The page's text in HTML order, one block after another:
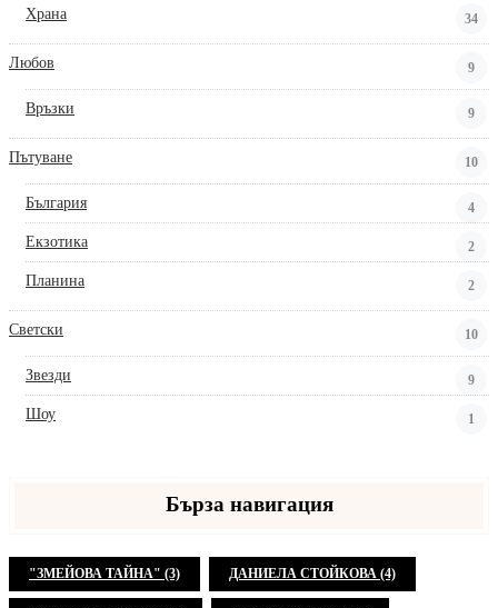
Храна 34
Любов 9
Връзки 9
Пътуване 10
България 4
Екзотика 2
Планина 2
Светски 10
Звезди 9
Шоу 1
Бърза навигация
"ЗМЕЙОВА ТАЙНА" (3) ДАНИЕЛА СТОЙКОВА (4)